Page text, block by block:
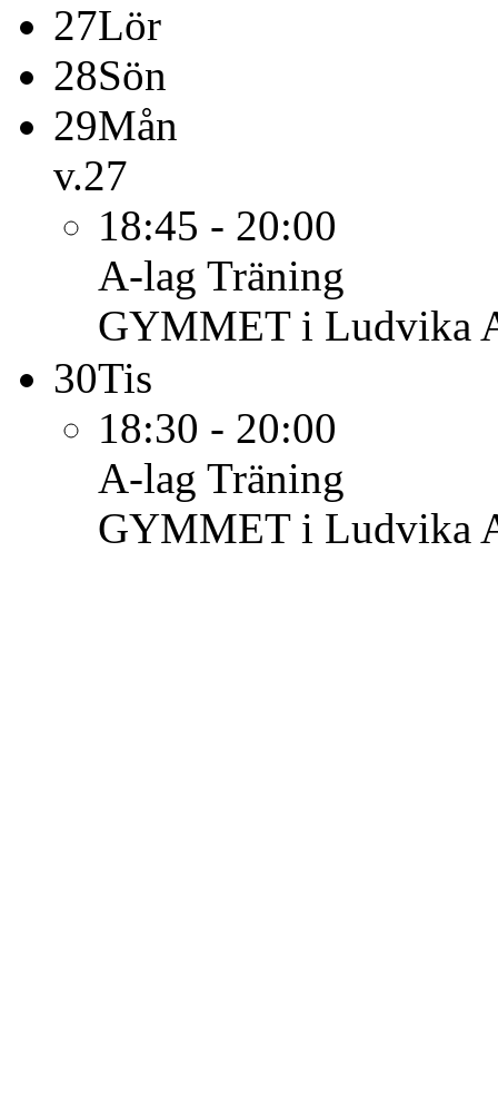
27Lör
28Sön
29Mån
v.27
18:45 - 20:00
A-lag Träning
GYMMET i Ludvika
30Tis
18:30 - 20:00
A-lag Träning
GYMMET i Ludvika